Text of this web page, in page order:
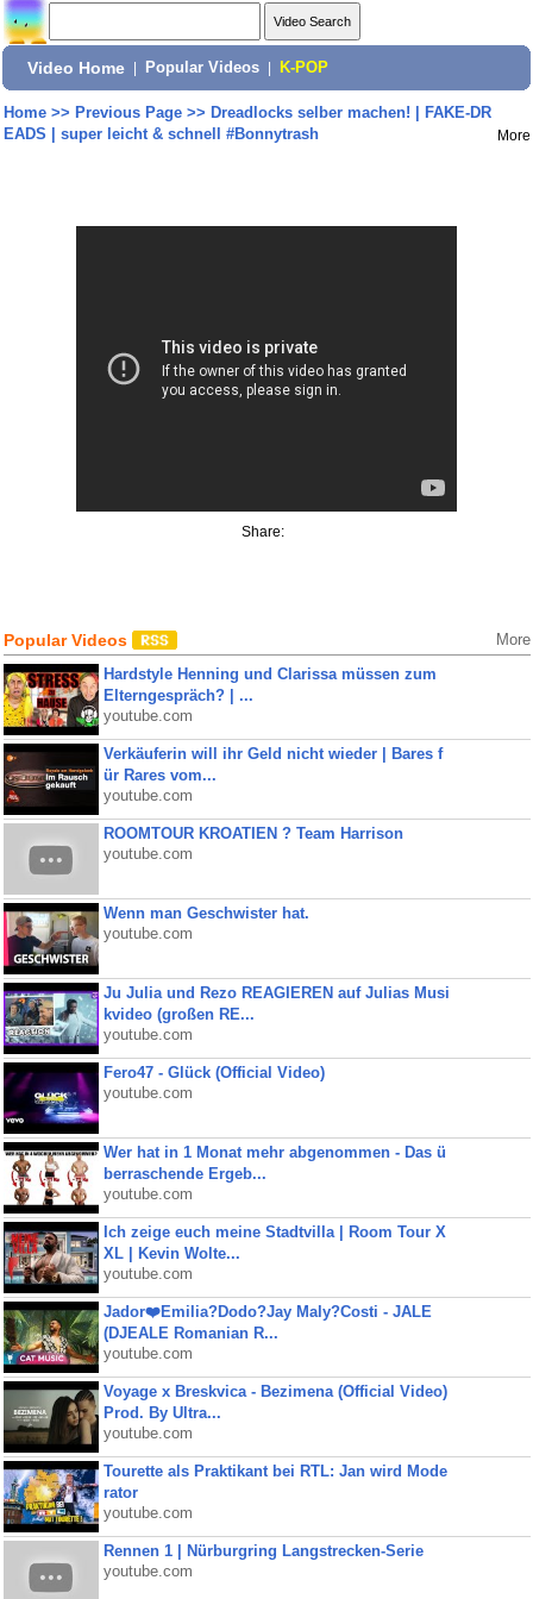
Video Home Popular Videos K-POP
Home>> Previous Page>> Dreadlocks selber machen! | FAKE-DR
EADS | super leicht & schnell #Bonnytrash
More
Share:
Popular Videos More
Hardstyle Henning und Clarissa müssen zum
Elterngespräch? | ...
youtube.com
Verkäuferin will ihr Geld nicht wieder | Bares f
ür Rares vom...
youtube.com
ROOMTOUR KROATIEN ? Team Harrison
youtube.com
Wenn man Geschwister hat.
youtube.com
Ju Julia und Rezo REAGIEREN auf Julias Musi
kvideo (großen RE...
youtube.com
Fero47 - Glück (Official Video)
youtube.com
Wer hat in 1 Monat mehr abgenommen - Das ü
berraschende Ergeb...
youtube.com
Ich zeige euch meine Stadtvilla | Room Tour X
XL | Kevin Wolte...
youtube.com
Jador❤️Emilia?Dodo?Jay Maly?Costi - JALE
(DJEALE Romanian R...
youtube.com
Voyage x Breskvica - Bezimena (Official Video)
Prod. By Ultra...
youtube.com
Tourette als Praktikant bei RTL: Jan wird Mode
rator
youtube.com
Rennen 1 | Nürburgring Langstrecken-Serie
youtube.com